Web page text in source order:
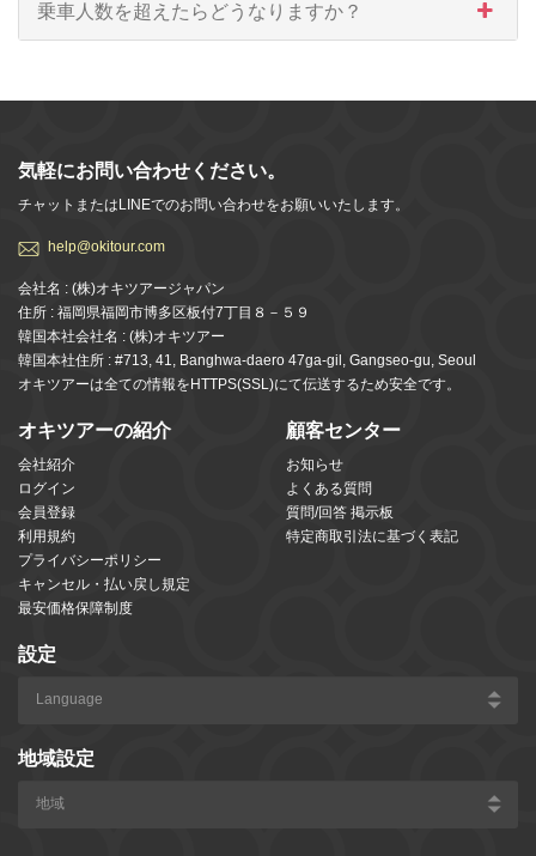
乗車人数を超えたらどうなりますか？
気軽にお問い合わせください。
チャットまたはLINEでのお問い合わせをお願いいたします。
help@okitour.com
会社名 : (株)オキツアージャパン
住所 : 福岡県福岡市博多区板付7丁目８－５９
韓国本社会社名 : (株)オキツアー
韓国本社住所 : #713, 41, Banghwa-daero 47ga-gil, Gangseo-gu, Seoul
オキツアーは全ての情報をHTTPS(SSL)にて伝送するため安全です。
オキツアーの紹介
会社紹介
ログイン
会員登録
利用規約
プライバシーポリシー
キャンセル・払い戻し規定
最安価格保障制度
顧客センター
お知らせ
よくある質問
質問/回答 掲示板
特定商取引法に基づく表記
設定
地域設定